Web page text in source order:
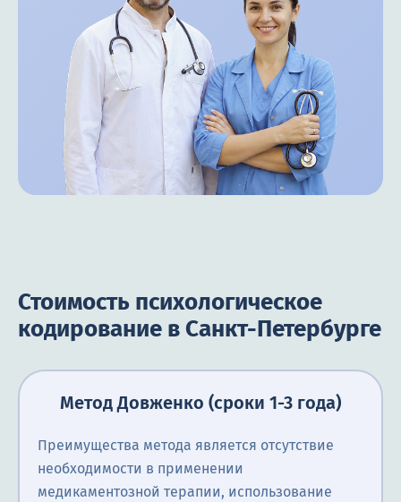
Стоимость психологическое
кодирование в Санкт-Петербурге
Метод Довженко (сроки 1-3 года)
Преимущества метода является отсутствие
необходимости в применении
медикаментозной терапии, использование